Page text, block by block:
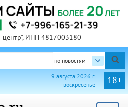
ИНН 4817003180
по новостям
18+
9 августа 2026 г.
воскресенье